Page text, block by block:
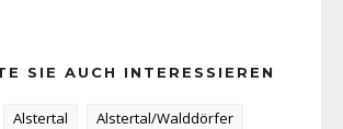
SIE AUCH INTERESSIEREN
Alstertal
Alstertal/Walddörfer